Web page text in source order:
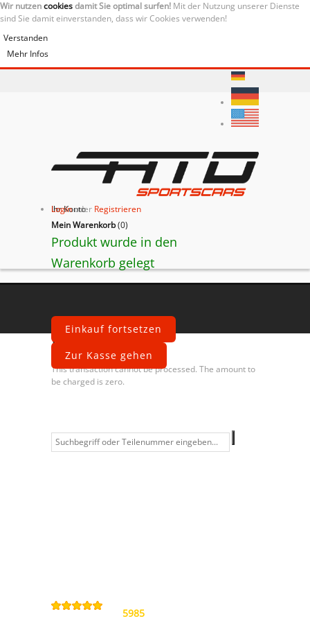
Wir nutzencookiesdamit Sie optimal surfen! Mit der Nutzung unserer Dienste
sind Sie damit einverstanden, dass wir Cookies verwenden!
Verstanden
Mehr Infos
Ihr Konto
Loginoder Registrieren
Mein Warenkorb(0)
Produkt wurde in den
Warenkorb gelegt
Einkauf fortsetzen
Zur Kasse gehen
Fehler
This transaction cannot be processed. The amount to
be charged is zero.
Kontakt
Allgemeine
/5
5985